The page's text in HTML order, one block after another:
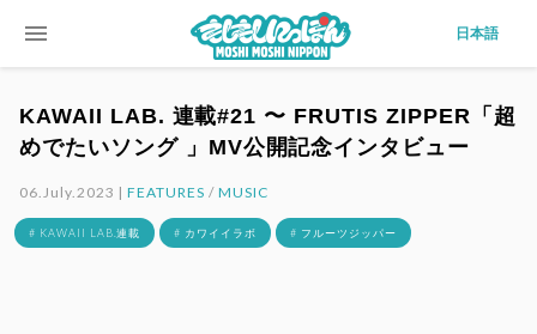
menu 日本語
KAWAII LAB. 連載#21 〜 FRUTIS ZIPPER「超
めでたいソング 」MV公開記念インタビュー
06.July.2023 |FEATURES / MUSIC
# KAWAII LAB.連載 # カワイイラボ # フルーツジッパー